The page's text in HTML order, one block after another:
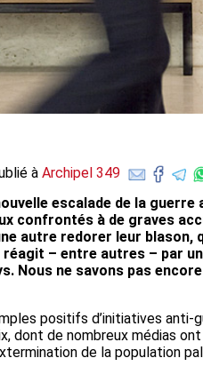
à Archipel 349
escalade de la guerre
confrontés à de graves
autre redorer leur blason,
réagit – entre autres – par
Nous ne savons pas
positifs d’initiatives anti-
dont de nombreux médias ont
de la population